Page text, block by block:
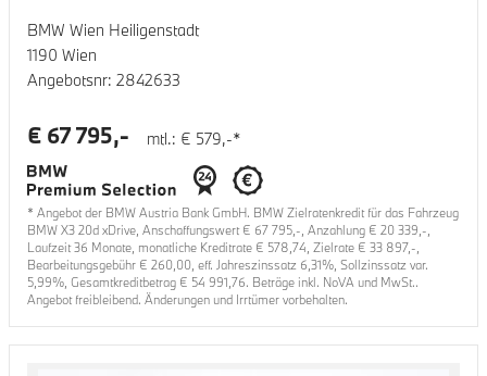
BMW Wien Heiligenstadt
1190 Wien
Angebotsnr: 2842633
mtl.: € 579,-*
€ 67 795,-
* Angebot der BMW Austria Bank GmbH. BMW Zielratenkredit für das Fahrzeug
BMW X3 20d xDrive, Anschaffungswert € 67 795,-, Anzahlung € 20 339,-,
Laufzeit36 Monate, monatliche Kreditrate € 578,74, Zielrate € 33 897,-,
Bearbeitungsgebühr € 260,00, eff. Jahreszinssatz 6,31%, Sollzinssatz var.
5,99%, Gesamtkreditbetrag € 54 991,76. Beträge inkl. NoVA und MwSt..
Angebot freibleibend. Änderungen und Irrtümer vorbehalten.